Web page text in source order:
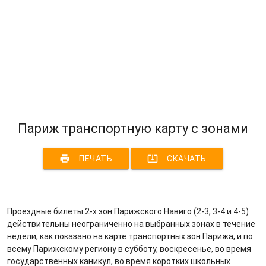
Париж транспортную карту с зонами
print ПЕЧАТЬ system_update_alt СКАЧАТЬ
Проездные билеты 2-х зон Парижского Навиго (2-3, 3-4 и 4-5)
действительны неограниченно на выбранных зонах в течение
недели, как показано на карте транспортных зон Парижа, и по
всему Парижскому региону в субботу, воскресенье, во время
государственных каникул, во время коротких школьных